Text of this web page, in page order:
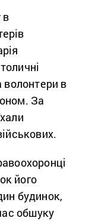
в
волонтери в
За
його
будинок,
обшуку